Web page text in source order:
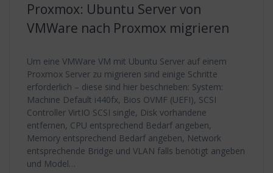
Proxmox: Ubuntu Server von
VMWare nach Proxmox migrieren
Um eine VMWare VM mit Ubuntu Server auf einem
Proxmox Server zu migrieren sind einige Schritte
erforderlich – diese sind hier beschrieben: System:
Machine Default i440fx, Bios OVMF (UEFI), SCSI
Controller VirtIO SCSI single, Disk vorhandene
entfernen, CPU entsprechend Bedarf angeben,
Memory entsprechend Bedarf angeben, Network
entsprechende Bridge und VLAN falls benötigt angeben
und Model…